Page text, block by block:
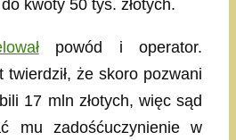
kwoty 50 tys. złotych.
powód i operator.
twierdził, że skoro pozwani
17 mln złotych, więc sąd
mu zadośćuczynienie w